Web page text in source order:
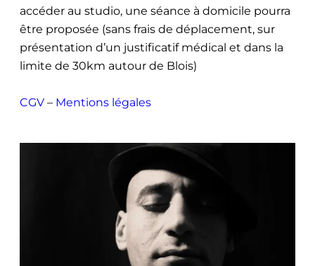
accéder au studio, une séance à domicile pourra
être proposée (sans frais de déplacement, sur
présentation d’un justificatif médical et dans la
limite de 30km autour de Blois)
CGV – Mentions légales